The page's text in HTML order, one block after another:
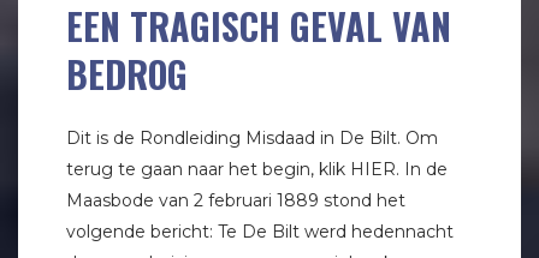
EEN TRAGISCH GEVAL VAN
BEDROG
Dit is de Rondleiding Misdaad in De Bilt. Om
terug te gaan naar het begin, klik HIER. In de
Maasbode van 2 februari 1889 stond het
volgende bericht: Te De Bilt werd hedennacht